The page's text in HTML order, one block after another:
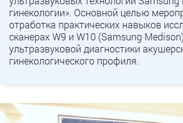
гинекологии». Основной целью
отработка практических навыков
сканерах W9 и W10 (Samsung
ультразвуковой диагностики
гинекологического профиля.